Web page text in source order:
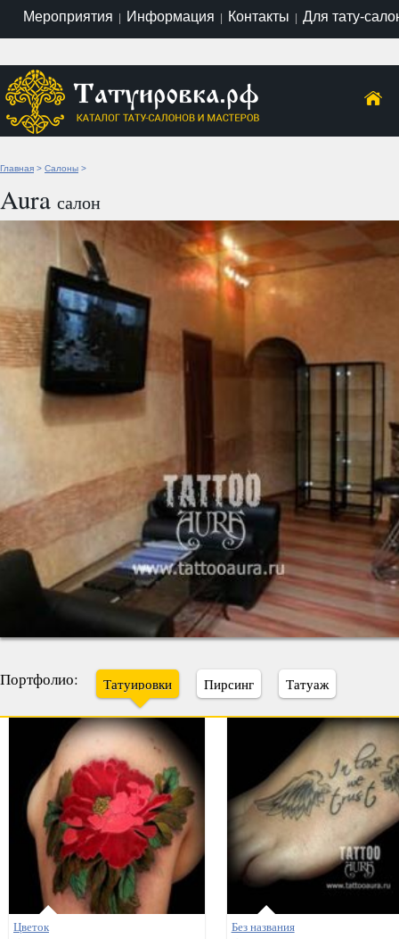
Мероприятия | Информация | Контакты | Для тату-
Главная > Салоны >
Aura салон
Портфолио: Татуировки Пирсинг Татуаж
Цветок
Без названия